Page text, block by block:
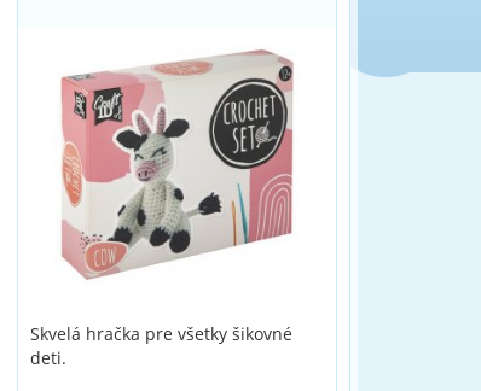
Skvelá hračka pre všetky šikovné
deti.